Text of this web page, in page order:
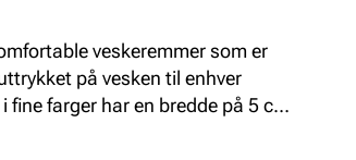
veskeremmer som er
til enhver
fine farger har en bredde på 5 cm,